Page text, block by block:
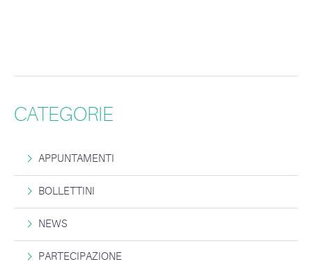
CATEGORIE
APPUNTAMENTI
BOLLETTINI
NEWS
PARTECIPAZIONE